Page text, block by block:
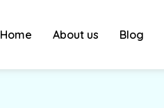
Home About us Blog